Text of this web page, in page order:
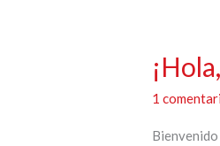
1